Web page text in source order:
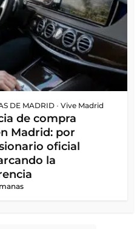
DE MADRID • Vive Madrid
de compra
Madrid: por
oficial
la